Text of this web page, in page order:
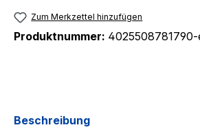
Zum Merkzettel hinzufügen
Produktnummer: 4025508781790-
Beschreibung